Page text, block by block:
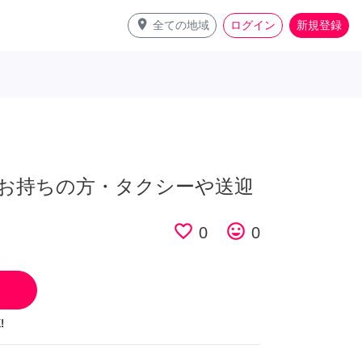
place 全ての地域 ログイン 新規登録
持ちの方・タクシーや送迎
favorite_border 0 tag_faces 0